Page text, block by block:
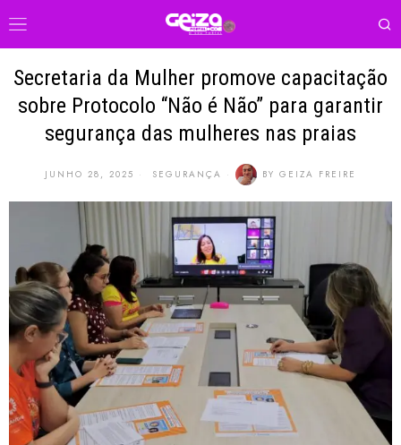
Secretaria da Mulher promove capacitação
sobre Protocolo “Não é Não” para garantir
segurança das mulheres nas praias
JUNHO 28, 2025 SEGURANÇA BY GEIZA FREIRE